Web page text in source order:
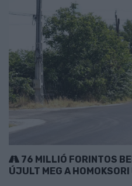
76 MILLIÓ FORINTOS
ÚJULT MEG A